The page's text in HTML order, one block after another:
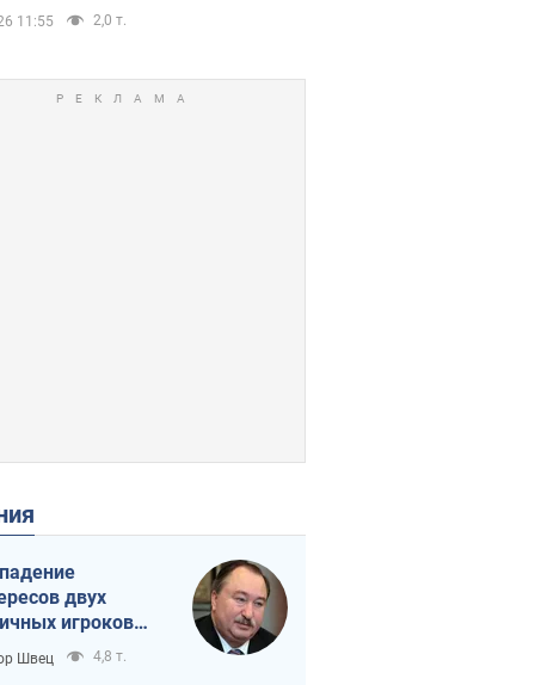
11:55 2,0 т.
двух
игроков
тайный план
и Путина?
Швец 4,8 т.